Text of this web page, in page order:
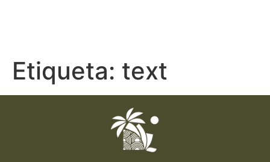
Etiqueta: text